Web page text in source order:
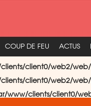
COUP DE FEU ACTUS
client0/web2/
client0/web2/
www/clients/client0/